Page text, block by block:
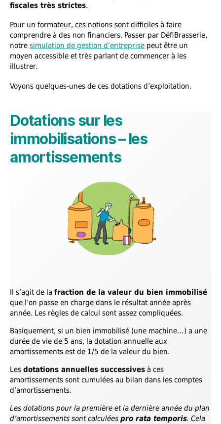
fiscales très strictes.
Pour un formateur, ces notions sont difficiles à faire
comprendre à des non financiers. Passer par DéfiBrasserie,
notre simulation de gestion d’entreprise peut être un
moyen accessible et très parlant de commencer à les
illustrer.
Voyons quelques-unes de ces dotations d’exploitation.
Dotations sur les
immobilisations – les
amortissements
Il s’agit de la fraction de la valeur du bien immobilisé
que l’on passe en charge dans le résultat année après
année. Les règles de calcul sont assez compliquées.
Basiquement, si un bien immobilisé (une machine…) a une
durée de vie de 5 ans, la dotation annuelle aux
amortissements est de 1/5 de la valeur du bien.
Les dotations annuelles successives à ces
amortissements sont cumulées au bilan dans les comptes
d’amortissements.
Les dotations pour la première et la dernière année du plan
d’amortissements sont calculées pro rata temporis. Cela